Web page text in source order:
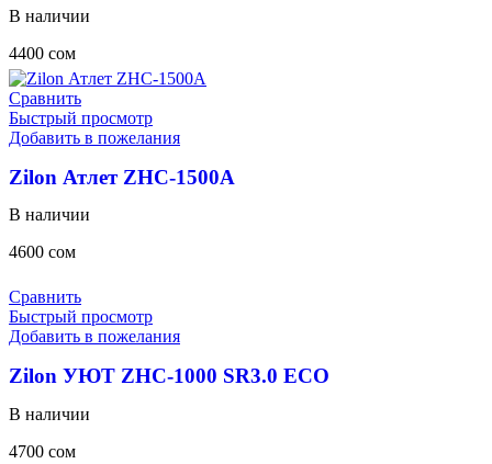
В наличии
4400 сом
Сравнить
Быстрый просмотр
Добавить в пожелания
Zilon Атлет ZHC-1500A
В наличии
4600 сом
Сравнить
Быстрый просмотр
Добавить в пожелания
Zilon УЮТ ZHC-1000 SR3.0 ECO
В наличии
4700 сом